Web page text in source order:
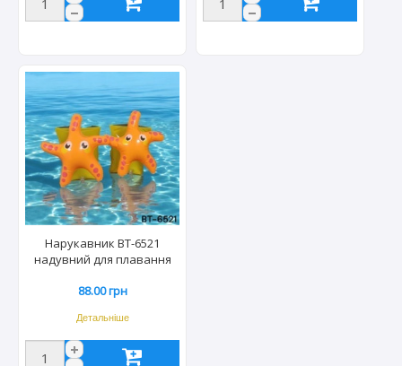
Нарукавник ВТ-6521
надувний для плавання
88.00 грн
Детальніше